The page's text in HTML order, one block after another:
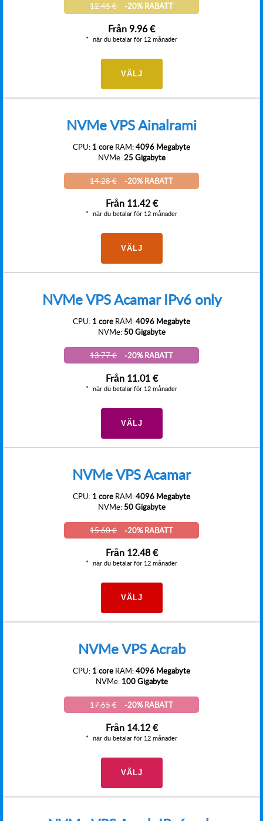
12.45 € -20% RABATT
Från9.96 €
när du betalar för 12 månader
VÄLJ
NVMe VPS Ainalrami
CPU: 1 core RAM:4096 Megabyte
NVMe:25 Gigabyte
14.28 € -20% RABATT
Från 11.42 €
när du betalar för 12 månader
VÄLJ
NVMe VPS Acamar IPv6 only
CPU: 1 core RAM:4096 Megabyte
NVMe:50 Gigabyte
13.77 € -20% RABATT
Från 11.01 €
när du betalar för 12 månader
VÄLJ
NVMe VPS Acamar
CPU: 1 core RAM:4096 Megabyte
NVMe:50 Gigabyte
15.60 € -20% RABATT
Från 12.48 €
när du betalar för 12 månader
VÄLJ
NVMe VPS Acrab
CPU: 1 core RAM:4096 Megabyte
NVMe: 100 Gigabyte
17.65 € -20% RABATT
Från 14.12 €
när du betalar för 12 månader
VÄLJ